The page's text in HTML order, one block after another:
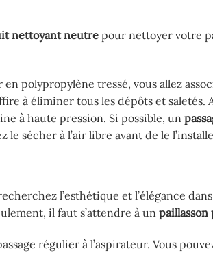
nettoyant neutrepour nettoyer votre
en polypropylène tressé, vous allez
à éliminer tous les dépôts et
à haute pression. Si possible, un
le sécher à l’air libre avant de le
l’esthétique et l’élégance
il faut s’attendre à un paillasson
régulier à l’aspirateur. Vous